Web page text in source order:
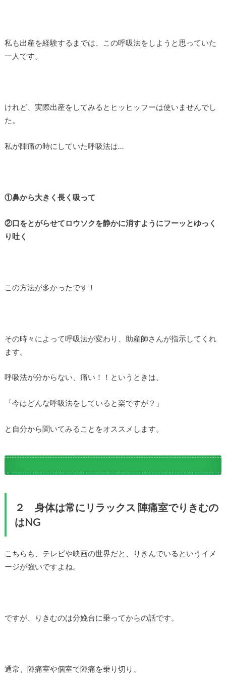
私も出産を経験するまでは、この呼吸法をしようと思っていた
一人です。
けれど、実際出産をしてみるとヒッヒッフーは使いませんでし
た。
私が陣痛の時にしていた呼吸法は…
①鼻から大きく長く吸って
②口をとがらせてロウソクを静かに消すようにフーッとゆっく
り吐く
この方法が多かったです！
その時々によって呼吸法が変わり、助産師さんが指示してくれ
ます。
呼吸法が分からない、痛い！！というときは、
「今はどんな呼吸法をしていると楽ですが？」
と自分から聞いてみることをオススメします。
２ 身体は常にリラックス 陣痛室でりきむの
はNG
こちらも、テレビや映画の世界だと、りきんでいるというイメ
ージが強いですよね。
ですが、りきむのは分娩台に乗ってからの話です。
通常、陣痛室や個室で陣痛を乗り切り、